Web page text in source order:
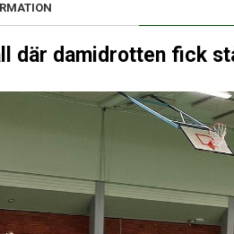
där damidrotten fick